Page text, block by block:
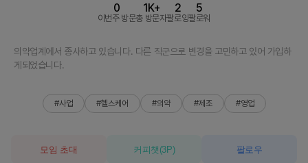
이번주 방문
0
총 방문자
1K+
팔로잉
2
팔로워
5
의약업계에서 종사하고 있습니다. 다른 직군으로 변경을 고민하고 있어 가입하
게되었습니다.
#사업 #헬스케어 #의약 #제조 #영업
모임 초대 커피챗 (3P) 팔로우